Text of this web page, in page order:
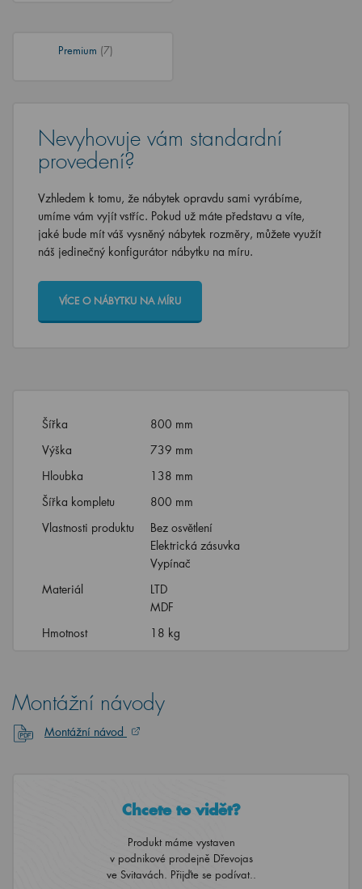
Premium (7)
Nevyhovuje vám standardní
provedení?
Vzhledem k tomu, že nábytek opravdu sami vyrábíme,
umíme vám vyjít vstříc. Pokud už máte představu a víte,
jaké bude mít váš vysněný nábytek rozměry, můžete využít
náš jedinečný konfigurátor nábytku na míru.
VÍCE O NÁBYTKU NA MÍRU
Šířka
800 mm
Výška
739 mm
Hloubka
138 mm
Šířka kompletu
800 mm
Vlastnosti produktu
Bez osvětlení
Elektrická zásuvka
Vypínač
Materiál
LTD
MDF
Hmotnost
18 kg
Montážní návody
Montážní návod
Chcete to vidět?
Produkt máme vystaven
v podnikové prodejně Dřevojas
ve Svitavách. Přijďte se podívat..